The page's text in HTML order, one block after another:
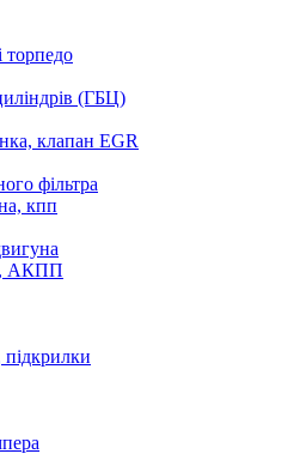
торпедо
(ГБЦ)
клапан EGR
фільтра
кпп
АКПП
підкрилки